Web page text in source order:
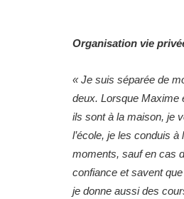
Organisation vie
« Je suis séparée de
deux. Lorsque Maxime
ils sont à la maison, je
l’école, je les conduis
moments, sauf en cas
confiance et savent
je donne aussi des